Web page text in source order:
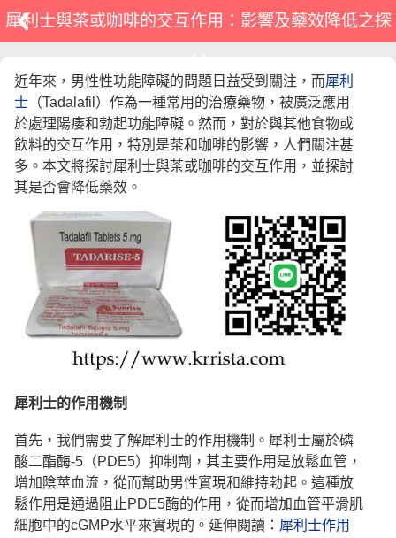
犀利士與茶或咖啡的交互作用：影響及藥效降低之探
近年來，男性性功能障礙的問題日益受到關注，而犀利
士 （Tadalafil）作為一種常用的治療藥物，被廣泛應用
於處理陽痿和勃起功能障礙。然而，對於與其他食物或
飲料的交互作用，特別是茶和咖啡的影響，人們關注甚
多。本文將探討犀利士與茶或咖啡的交互作用，並探討
其是否會降低藥效。
犀利士的作用機制
首先，我們需要了解犀利士的作用機制。犀利士屬於磷
酸二酯酶-5（PDE5）抑制劑，其主要作用是放鬆血管，
增加陰莖血流，從而幫助男性實現和維持勃起。這種放
鬆作用是通過阻止PDE5酶的作用，從而增加血管平滑肌
細胞中的cGMP水平來實現的。延伸閱讀： 犀利士作用